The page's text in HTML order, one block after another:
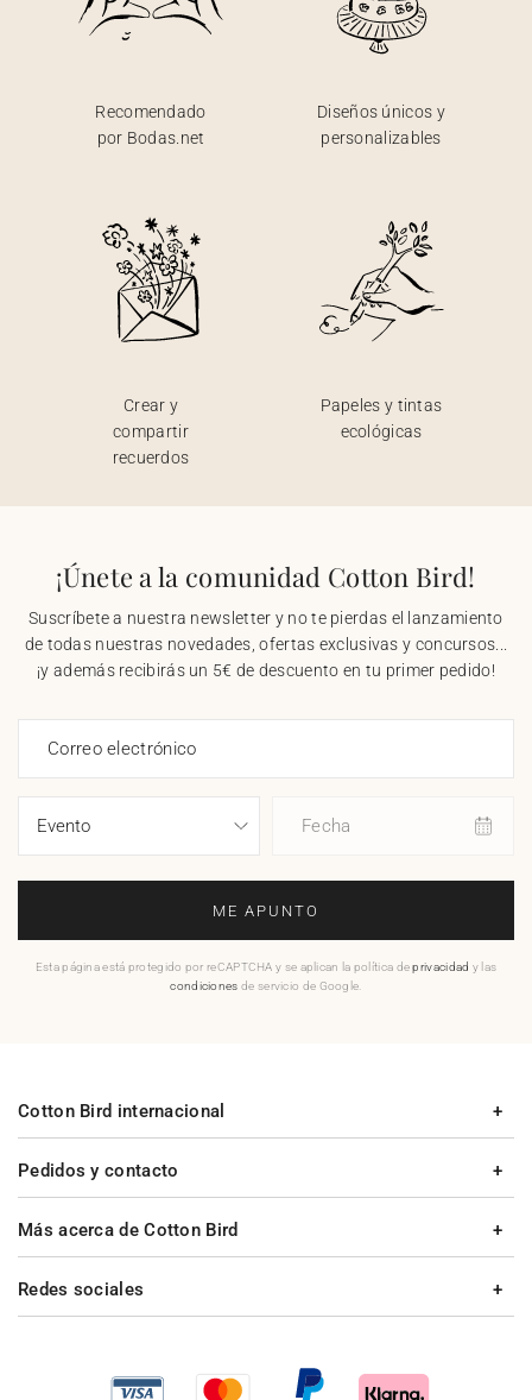
Recomendado
por Bodas.net
Diseños únicos y
personalizables
Crear y
compartir
recuerdos
Papeles y tintas
ecológicas
¡Únete a la comunidad Cotton Bird!
Suscríbete a nuestra newsletter y no te pierdas el lanzamiento
de todas nuestras novedades, ofertas exclusivas y concursos...
¡y además recibirás un 5€ de descuento en tu primer pedido!
Correo electrónico
Fecha
ME APUNTO
Esta página está protegido por reCAPTCHA y se aplican la política deprivacidad y las
condiciones de servicio de Google.
Pedidos y contacto
Más acerca de Cotton Bird
Cotton Bird internacional
Redes sociales